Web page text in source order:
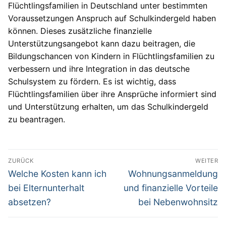
Flüchtlingsfamilien in Deutschland unter bestimmten
Voraussetzungen Anspruch auf Schulkindergeld haben
können. Dieses zusätzliche finanzielle
Unterstützungsangebot kann dazu beitragen, die
Bildungschancen von Kindern in Flüchtlingsfamilien zu
verbessern und ihre Integration in das deutsche
Schulsystem zu fördern. Es ist wichtig, dass
Flüchtlingsfamilien über ihre Ansprüche informiert sind
und Unterstützung erhalten, um das Schulkindergeld
zu beantragen.
Beitragsnavigation
ZURÜCK
Vorheriger
Beitrag:
Welche Kosten kann ich
bei Elternunterhalt
absetzen?
WEITER
Nächster
Beitrag:
Wohnungsanmeldung
und finanzielle Vorteile
bei Nebenwohnsitz